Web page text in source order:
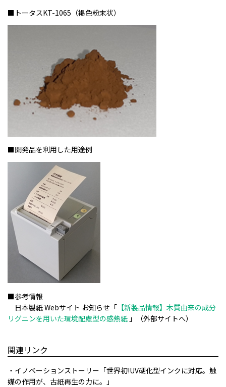
■トータスKT-1065（褐色粉末状）
■開発品を利用した用途例
■参考情報
日本製紙 Webサイト お知らせ「 【新製品情報】木質由来の成分
リグニンを用いた環境配慮型の感熱紙 」（外部サイトへ）
関連リンク
・イノベーションストーリー「世界初!UV硬化型インクに対応。触
媒の作用が、古紙再生の力に。」